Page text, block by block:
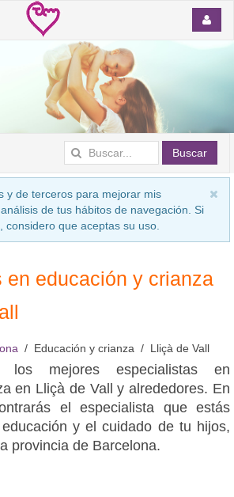
Buscar
y de terceros para mejorar mis
de tus hábitos de navegación. Si
considero que aceptas su uso.
en educación y crianza
Educación y crianza Lliçà de Vall
los mejores especialistas en
en Lliçà de Vall y alrededores. En
el especialista que estás
y el cuidado de tu hijos,
provincia de Barcelona.